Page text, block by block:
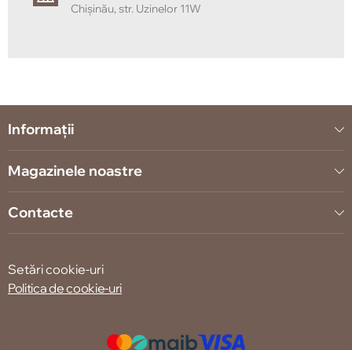
Chișinău, str. Uzinelor 11W
Informații
Magazinele noastre
Contacte
Setări cookie-uri
Politica de cookie-uri